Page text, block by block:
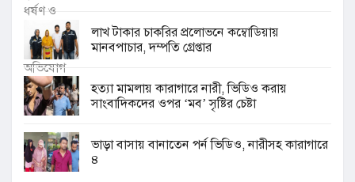
লাখ টাকার চাকরির প্রলোভনে কম্বোডিয়ায়
মানবপাচার, দম্পতি গ্রেপ্তার
হত্যা মামলায় কারাগারে নারী, ভিডিও করায়
সাংবাদিকদের ওপর ‘মব’ সৃষ্টির চেষ্টা
ভাড়া বাসায় বানাতেন পর্ন ভিডিও, নারীসহ কারাগারে
৪